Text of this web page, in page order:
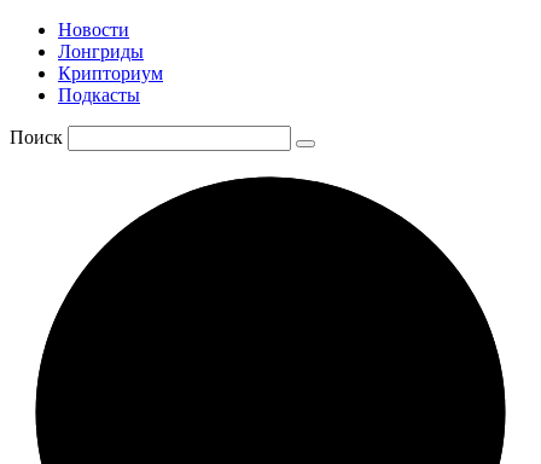
Новости
Лонгриды
Крипториум
Подкасты
Поиск